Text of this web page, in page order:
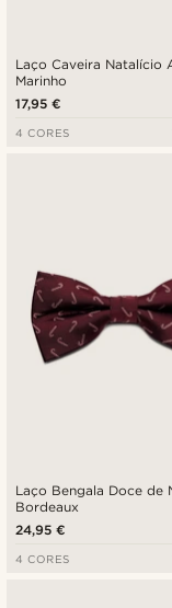
Laço Caveira Natalício
Marinho
17,95 €
4 CORES
Laço Bengala Doce de
Bordeaux
24,95 €
4 CORES